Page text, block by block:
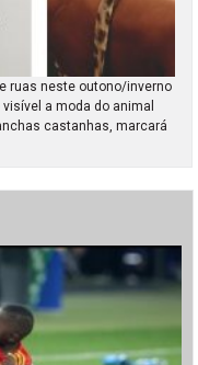
ruas neste outono/inverno
a moda do animal
castanhas, marcará